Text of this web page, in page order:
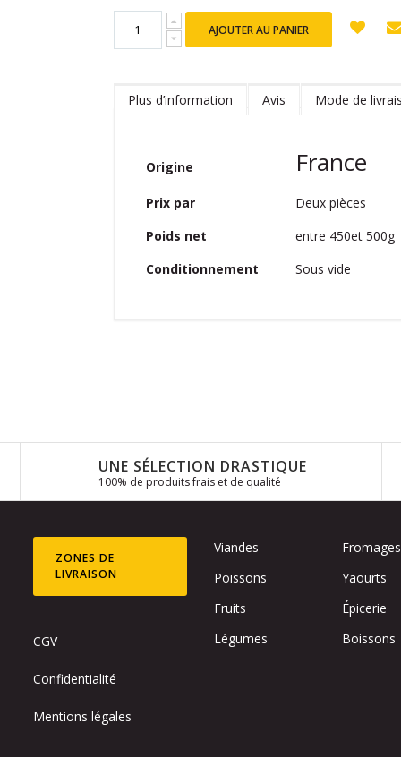
AJOUTER AU PANIER
Plus d’information
d’information
Origine France
Prix par
Deux pièces
Poids net
entre 450et 500g
Conditionnement
Sous vide
Avis Mode de
UNE SÉLECTION DRASTIQUE
100% de produits frais et de qualité
ZONES DE
LIVRAISON
CGV
Confidentialité
Mentions légales
Viandes
Poissons
Fruits
Légumes
Fromages
Yaourts
Épicerie
Boissons